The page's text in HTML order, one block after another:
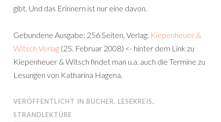
gibt. Und das Erinnern ist nur eine davon.
Gebundene Ausgabe: 256 Seiten, Verlag: Kiepenheuer &
Witsch Verlag (25. Februar 2008) <- hinter dem Link zu
Kiepenheuer & Witsch findet man u.a. auch die Termine zu
Lesungen von Katharina Hagena.
VERÖFFENTLICHT IN BÜCHER, LESEKREIS,
STRANDLEKTÜRE